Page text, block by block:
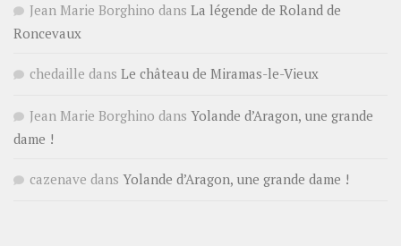
Jean Marie Borghino dans La légende de Roland de
Roncevaux
chedaille dans Le château de Miramas-le-Vieux
Jean Marie Borghino dans Yolande d’Aragon, une grande
dame !
cazenave dans Yolande d’Aragon, une grande dame !